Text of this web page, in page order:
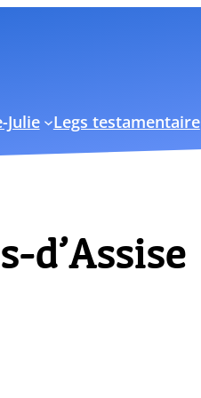
Julie Legs testamentaire
d’Assise